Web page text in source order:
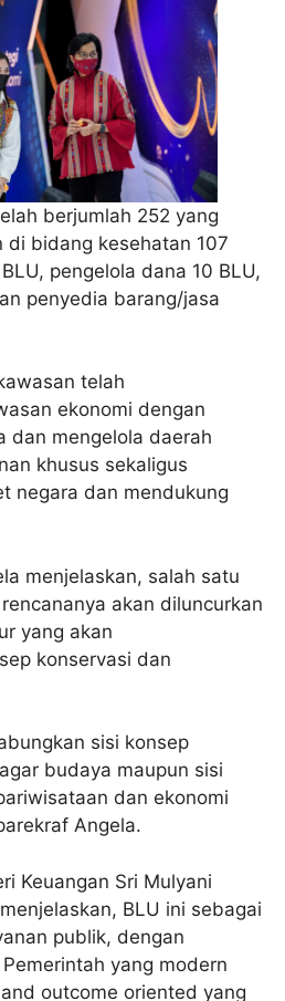
berjumlah 252 yang
di bidang kesehatan 107
pengelola dana 10 BLU,
penyedia barang/jasa
telah
ekonomi dengan
dan mengelola daerah
khusus sekaligus
negara dan mendukung
menjelaskan, salah satu
akan diluncurkan
yang akan
konservasi dan
sisi konsep
budaya maupun sisi
dan ekonomi
Angela.
Keuangan Sri Mulyani
BLU ini sebagai
publik, dengan
yang modern
outcome oriented yang